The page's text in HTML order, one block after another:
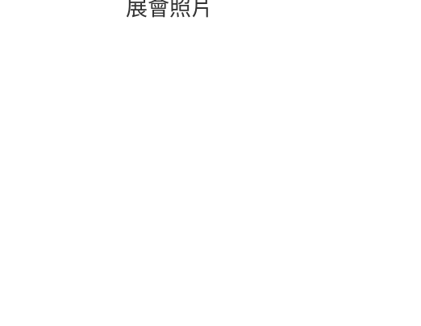
展會照片